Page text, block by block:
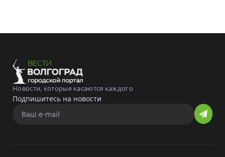
Новости, которые касаются каждого
Подпишитесь на новости